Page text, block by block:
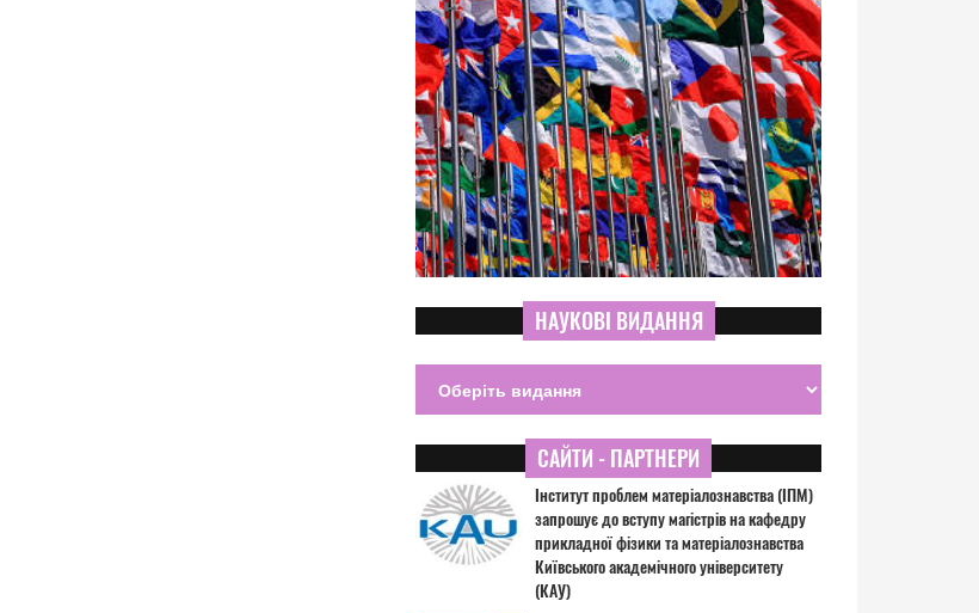
НАУКОВІ ВИДАННЯ
САЙТИ - ПАРТНЕРИ
Інститут проблем матеріалознавства (ІПМ)
запрошує до вступу магістрів на кафедру
прикладної фізики та матеріалознавства
Київського академічного університету
(КАУ)